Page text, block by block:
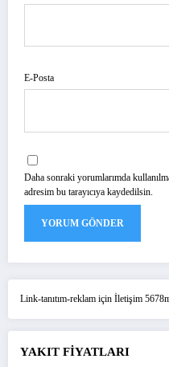
E-Posta
Daha sonraki yorumlarımda
adresim bu tarayıcıya kaydedilsin.
Link-tanıtım-reklam için İletişim
YAKIT FİYATLARI